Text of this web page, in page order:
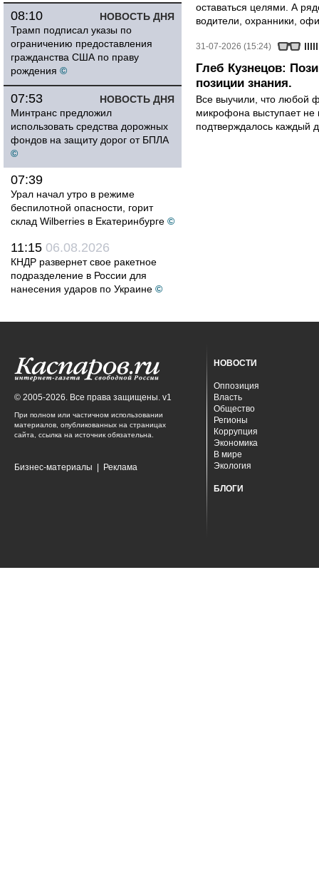
НОВОСТЬ ДНЯ
08:10
Трамп подписал указы по
ограничению предоставления
гражданства США по праву
рождения ©
НОВОСТЬ ДНЯ
07:53
Минтранс предложил
использовать средства дорожных
фондов на защиту дорог от БПЛА
©
07:39
Урал начал утро в режиме
беспилотной опасности, горит
склад Wilberries в Екатеринбурге ©
11:15 06.08.2026
КНДР развернет свое ракетное
подразделение в России для
нанесения ударов по Украине ©
оставаться целями. А
водители, охранники,
31-07-2026 (15:24)
Глеб Кузнецов:
позиции знания.
Все выучили, что любой
микрофона выступает не
подтверждалось каждый
© 2005-2026. Все права защищены. v1
При полном или частичном использовании
материалов, опубликованных на страницах
сайта, ссылка на источник обязательна.
Бизнес-материалы Реклама
НОВОСТИ
Оппозиция
Власть
Общество
Регионы
Коррупция
Экономика
В мире
Экология
БЛОГИ